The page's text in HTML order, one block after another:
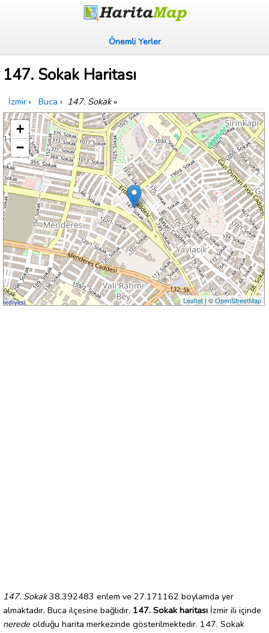
Önemli Yerler
147. Sokak Haritası
İzmir › Buca › 147. Sokak»
+
−
Leaflet| ©OpenStreetMap
147. Sokak38.392483 enlem ve 27.171162 boylamda yer
almaktadır. Buca ilçesine bağlıdır. 147. Sokak haritası İzmir ili içinde
nerede olduğu harita merkezinde gösterilmektedir. 147. Sokak